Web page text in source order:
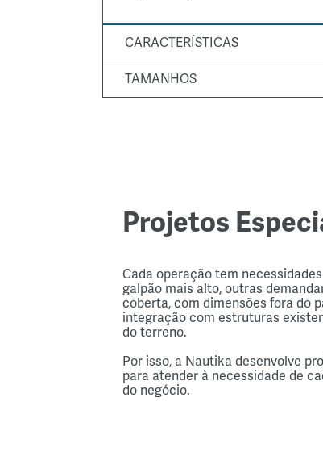
CARACTERÍSTICAS
TAMANHOS
Projetos
Cada operação tem
galpão mais alto, outras
coberta, com dimensões fora do
integração com estruturas
do terreno.
Por isso, a Nautika desenvolve
para atender à necessidade de
do negócio.